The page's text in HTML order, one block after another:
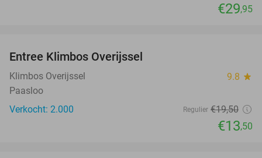
€29,95
Entree Klimbos Overijssel
Klimbos Overijssel 9.8 star
Paasloo
Verkocht: 2.000
Regulier €19,50
€13,50